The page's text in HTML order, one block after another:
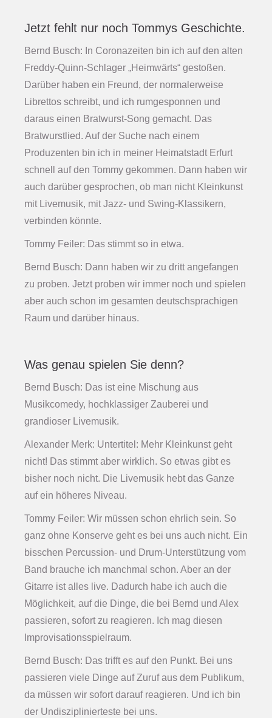
Jetzt fehlt nur noch Tommys Geschichte.
Bernd Busch: In Coronazeiten bin ich auf den alten
Freddy-Quinn-Schlager „Heimwärts“ gestoßen.
Darüber haben ein Freund, der normalerweise
Librettos schreibt, und ich rumgesponnen und
daraus einen Bratwurst-Song gemacht. Das
Bratwurstlied. Auf der Suche nach einem
Produzenten bin ich in meiner Heimatstadt Erfurt
schnell auf den Tommy gekommen. Dann haben wir
auch darüber gesprochen, ob man nicht Kleinkunst
mit Livemusik, mit Jazz- und Swing-Klassikern,
verbinden könnte.
Tommy Feiler: Das stimmt so in etwa.
Bernd Busch: Dann haben wir zu dritt angefangen
zu proben. Jetzt proben wir immer noch und spielen
aber auch schon im gesamten deutschsprachigen
Raum und darüber hinaus.
Was genau spielen Sie denn?
Bernd Busch: Das ist eine Mischung aus
Musikcomedy, hochklassiger Zauberei und
grandioser Livemusik.
Alexander Merk: Untertitel: Mehr Kleinkunst geht
nicht! Das stimmt aber wirklich. So etwas gibt es
bisher noch nicht. Die Livemusik hebt das Ganze
auf ein höheres Niveau.
Tommy Feiler: Wir müssen schon ehrlich sein. So
ganz ohne Konserve geht es bei uns auch nicht. Ein
bisschen Percussion- und Drum-Unterstützung vom
Band brauche ich manchmal schon. Aber an der
Gitarre ist alles live. Dadurch habe ich auch die
Möglichkeit, auf die Dinge, die bei Bernd und Alex
passieren, sofort zu reagieren. Ich mag diesen
Improvisationsspielraum.
Bernd Busch: Das trifft es auf den Punkt. Bei uns
passieren viele Dinge auf Zuruf aus dem Publikum,
da müssen wir sofort darauf reagieren. Und ich bin
der Undisziplinierteste bei uns.